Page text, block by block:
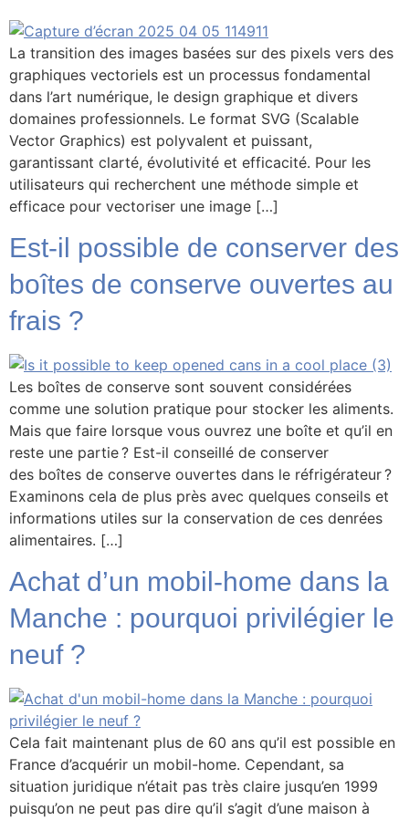
La transition des images basées sur des pixels vers des
graphiques vectoriels est un processus fondamental
dans l’art numérique, le design graphique et divers
domaines professionnels. Le format SVG (Scalable
Vector Graphics) est polyvalent et puissant,
garantissant clarté, évolutivité et efficacité. Pour les
utilisateurs qui recherchent une méthode simple et
efficace pour vectoriser une image […]
Est-il possible de conserver des
boîtes de conserve ouvertes au
frais ?
Les boîtes de conserve sont souvent considérées
comme une solution pratique pour stocker les aliments.
Mais que faire lorsque vous ouvrez une boîte et qu’il en
reste une partie ? Est-il conseillé de conserver
des boîtes de conserve ouvertes dans le réfrigérateur ?
Examinons cela de plus près avec quelques conseils et
informations utiles sur la conservation de ces denrées
alimentaires. […]
Achat d’un mobil-home dans la
Manche : pourquoi privilégier le
neuf ?
Cela fait maintenant plus de 60 ans qu’il est possible en
France d’acquérir un mobil-home. Cependant, sa
situation juridique n’était pas très claire jusqu’en 1999
puisqu’on ne peut pas dire qu’il s’agit d’une maison à